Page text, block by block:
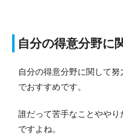
自分の得意分野に
自分の得意分野に関して
でおすすめです。
誰だって苦手なことやや
ですよね。